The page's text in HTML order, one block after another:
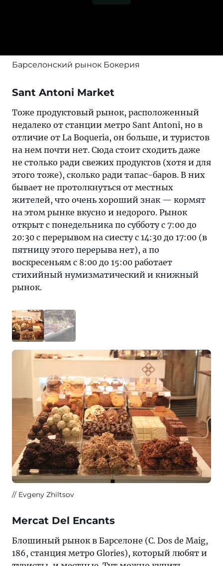
Барселонский рынок Бокерия
Sant Antoni Market
Тоже продуктовый рынок, расположенный
недалеко от станции метро Sant Antoni, но в
отличие от La Boqueria, он больше, и туристов
на нем почти нет. Сюда стоит сходить даже
не столько ради свежих продуктов (хотя и для
этого тоже), сколько ради тапас-баров. В них
бывает не протолкнуться от местных
жителей, что очень хороший знак — кормят
на этом рынке вкусно и недорого. Рынок
открыт с понедельника по субботу с 7:00 до
20:30 с перерывом на сиесту с 14:30 до 17:00 (в
пятницу этого перерыва нет), а по
воскресеньям с 8:00 до 15:00 работает
стихийный нумизматический и книжный
рынок.
Evgeny Zhiltsov
Mercat Del Encants
Блошиный рынок в Барселоне (C. Dos de Maig,
186, станция метро Glories), который любят и